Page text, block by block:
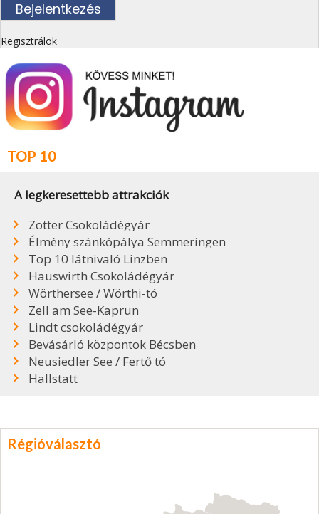
Regisztrálok
TOP 10
A legkeresettebb attrakciók
Zotter Csokoládégyár
Élmény szánkópálya Semmeringen
Top 10 látnivaló Linzben
Hauswirth Csokoládégyár
Wörthersee / Wörthi-tó
Zell am See-Kaprun
Lindt csokoládégyár
Bevásárló központok Bécsben
Neusiedler See / Fertő tó
Hallstatt
Régióválasztó